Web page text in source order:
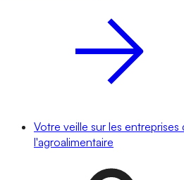
Votre veille sur les
l'agroalimentaire